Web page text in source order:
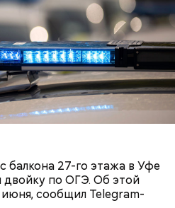
балкона 27-го этажа в Уфе
двойку по ОГЭ. Об этой
июня, сообщил Telegram-
лет лишения свободы.